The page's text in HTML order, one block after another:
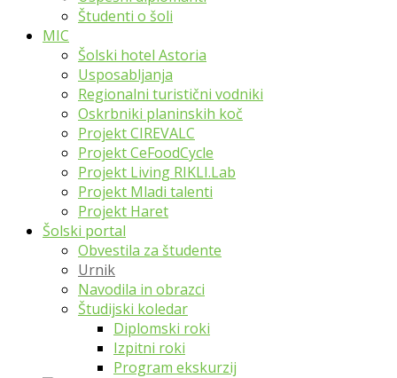
Študenti o šoli
MIC
Šolski hotel Astoria
Usposabljanja
Regionalni turistični vodniki
Oskrbniki planinskih koč
Projekt CIREVALC
Projekt CeFoodCycle
Projekt Living RIKLI.Lab
Projekt Mladi talenti
Projekt Haret
Šolski portal
Obvestila za študente
Urnik
Navodila in obrazci
Študijski koledar
Diplomski roki
Izpitni roki
Program ekskurzij